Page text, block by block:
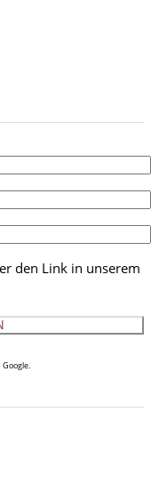
den Link in unserem
Google.